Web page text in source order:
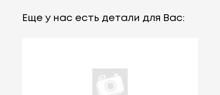
Еще у нас есть детали для Вас: